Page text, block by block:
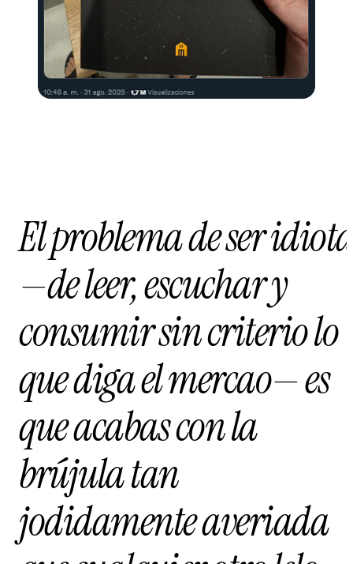
El problema de ser
—de leer, escuchar y
consumir sin criterio lo
que diga el mercao— es
que acabas con la
brújula tan
jodidamente averiada